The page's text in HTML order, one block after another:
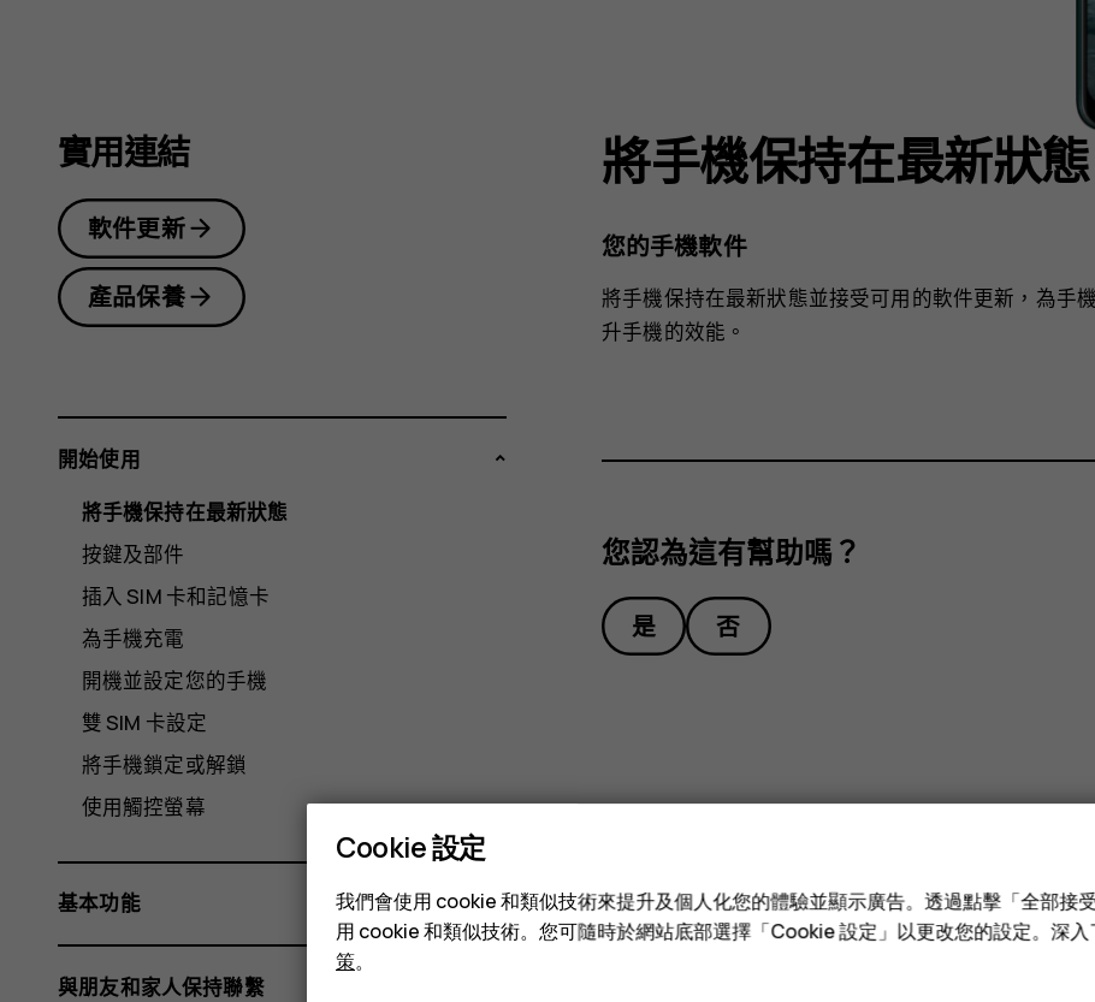
南 將手機保持在最新狀態
您的手機軟件
將手機保持在最新狀態並接受可用的軟件更新，為手
升手機的效能。
您認為這有幫助嗎？
是 否
實用連結
軟件更新
產品保養
開始使用
將手機保持在最新狀態
按鍵及部件
插入 SIM 卡和記憶卡
為手機充電
開機並設定您的手機
雙 SIM 卡設定
將手機鎖定或解鎖
使用觸控螢幕
基本功能
與朋友和家人保持聯繫
Cookie 設定
我們會使用 cookie 和類似技術來提升及個人化您的體驗並顯示廣告。透過點擊「全部接
用 cookie 和類似技術。您可隨時於網站底部選擇「Cookie 設定」以更改您的設定。深入
策。